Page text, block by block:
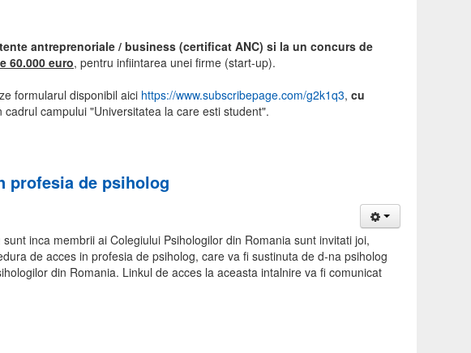
antreprenoriale / business (certificat ANC) si la un concurs de
60.000 euro, pentru infiintarea unei firme (start-up).
formularul disponibil aici https://www.subscribepage.com/g2k1q3, cu
cadrul campului "Universitatea la care esti student".
profesia de psiholog
inca membrii ai Colegiului Psihologilor din Romania sunt invitati joi,
de acces in profesia de psiholog, care va fi sustinuta de d-na psiholog
din Romania. Linkul de acces la aceasta intalnire va fi comunicat